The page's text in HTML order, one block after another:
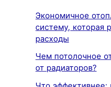
Экономичное
систему, которая
расходы
Чем потолочное
от радиаторов?